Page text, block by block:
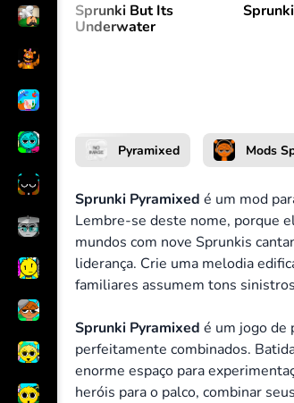
Sprunki But Its
Underwater
Pyramixed Mods
Sprunki Pyramixed é um mod
Lembre-se deste nome, porque
mundos com nove Sprunkis
liderança. Crie uma melodia
familiares assumem tons
Sprunki Pyramixed é um jogo de
perfeitamente combinados.
enorme espaço para
heróis para o palco, combinar